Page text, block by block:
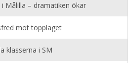
Målilla – dramatiken ökar
mot topplaget
klasserna i SM